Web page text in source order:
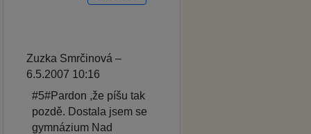
Zuzka Smrčinová –
6.5.2007 10:16
#5#Pardon ,že píšu tak
pozdě. Dostala jsem se
gymnázium Nad